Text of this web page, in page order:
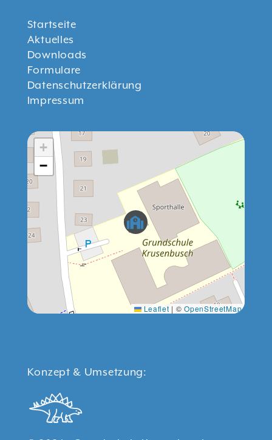
Startseite
Aktuelles
Downloads
Formulare
Datenschutzerklärung
Impressum
+
−
Leaflet | ©OpenStreetMap
Konzept & Umsetzung: